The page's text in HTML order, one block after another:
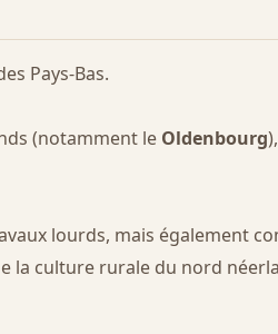
Pays-Bas.
(notamment le Oldenbourg
lourds, mais également
la culture rurale du nord